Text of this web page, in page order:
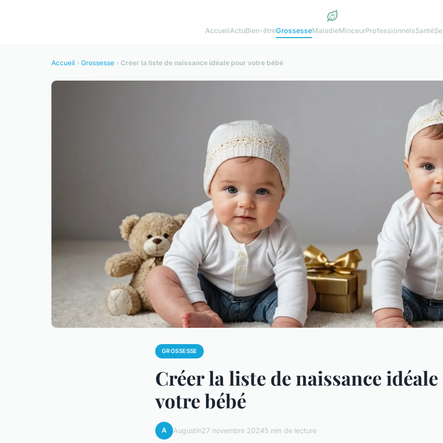
AccueilActuBien-êtreGrossesseMaladieMinceurProfessionnelsSanté
Accueil › Grossesse › Créer la liste de naissance idéale pour votre bébé
GROSSESSE
Créer la liste de naissance
votre bébé
A Augustin27 novembre 20245 min de lecture